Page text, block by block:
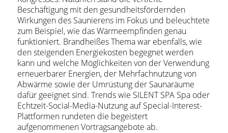
Beschäftigung mit den gesundheitsfördernden
Wirkungen des Saunierens im Fokus und beleuchtete
zum Beispiel, wie das Wärmeempfinden genau
funktioniert. Brandheißes Thema war ebenfalls, wie
den steigenden Energiekosten begegnet werden
kann und welche Möglichkeiten von der Verwendung
erneuerbarer Energien, der Mehrfachnutzung von
Abwärme sowie der Umrüstung der Saunaräume
dafür geeignet sind. Trends wie SILENT SPA Spa oder
Echtzeit-Social-Media-Nutzung auf Special-Interest-
Plattformen rundeten die begeistert
aufgenommenen Vortragsangebote ab.